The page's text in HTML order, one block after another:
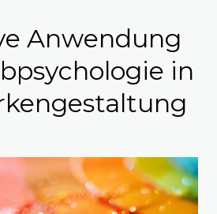
Anwendung
in